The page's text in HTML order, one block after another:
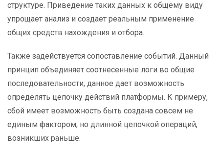
структуре. Приведение таких данных к общему виду
упрощает анализ и создает реальным применение
общих средств нахождения и отбора.
Также задействуется сопоставление событий. Данный
принцип объединяет соотнесенные логи во общие
последовательности, данное дает возможность
определять цепочку действий платформы. К примеру,
сбой имеет возможность быть создана совсем не
единым фактором, но длинной цепочкой операций,
возникших раньше.